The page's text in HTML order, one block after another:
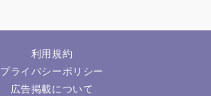
利用規約
プライバシーポリシー
広告掲載について